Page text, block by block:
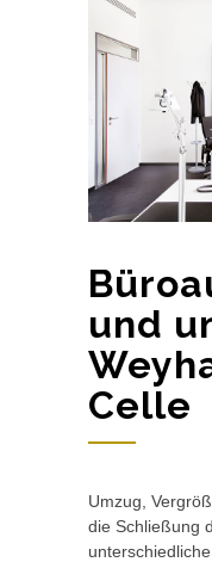
und
Celle
Umzug,
die Schließung